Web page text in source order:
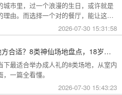
城市里，过一个浪漫的生日，或许就是
理由。而选择一个对的餐厅，能让这一
忘”。无论是俯瞰城市灯火的高空秘境，
的梦幻露台，深圳从不缺乏仪式感。
2026-07-30 15:31:58
成人礼布置选哪些地方合适？8类神仙场地盘点，18岁的仪式感从选对地方开始
下最适合举办成人礼的8类场地，从室内
一篇全看懂。
2026-07-30 15:43:23